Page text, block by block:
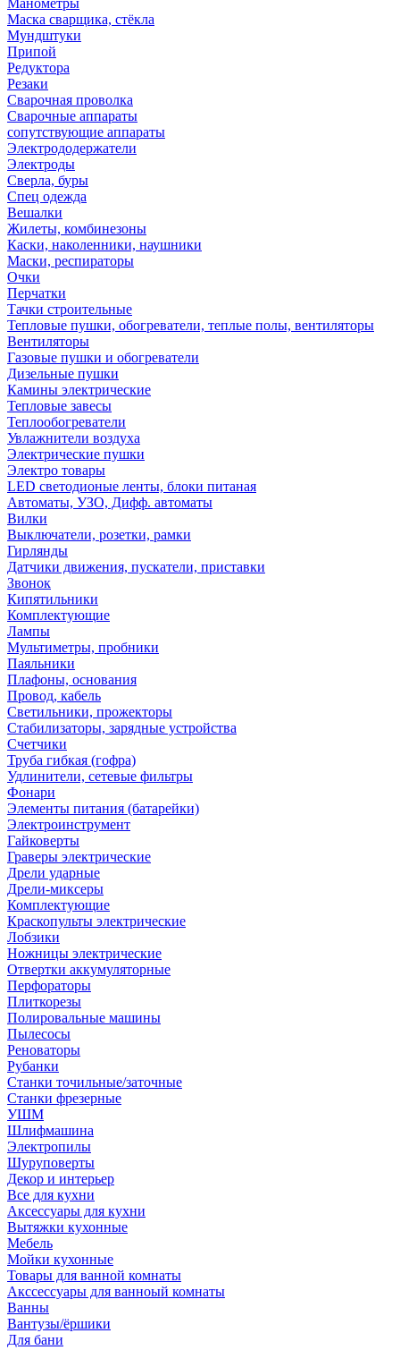
Манометры
Маска сварщика, стёкла
Мундштуки
Припой
Редуктора
Резаки
Сварочная проволка
Сварочные аппараты
сопутствующие аппараты
Электрододержатели
Электроды
Сверла, буры
Спец одежда
Вешалки
Жилеты, комбинезоны
Каски, наколенники, наушники
Маски, респираторы
Очки
Перчатки
Тачки строительные
Тепловые пушки, обогреватели, теплые полы, вентиляторы
Вентиляторы
Газовые пушки и обогреватели
Дизельные пушки
Камины электрические
Тепловые завесы
Теплообогреватели
Увлажнители воздуха
Электрические пушки
Электро товары
LED светодионые ленты, блоки питаная
Автоматы, УЗО, Дифф. автоматы
Вилки
Выключатели, розетки, рамки
Гирлянды
Датчики движения, пускатели, приставки
Звонок
Кипятильники
Комплектующие
Лампы
Мультиметры, пробники
Паяльники
Плафоны, основания
Провод, кабель
Светильники, прожекторы
Стабилизаторы, зарядные устройства
Счетчики
Труба гибкая (гофра)
Удлинители, сетевые фильтры
Фонари
Элементы питания (батарейки)
Электроинструмент
Гайковерты
Граверы электрические
Дрели ударные
Дрели-миксеры
Комплектующие
Краскопульты электрические
Лобзики
Ножницы электрические
Отвертки аккумуляторные
Перфораторы
Плиткорезы
Полировальные машины
Пылесосы
Реноваторы
Рубанки
Станки точильные/заточные
Станки фрезерные
УШМ
Шлифмашина
Электропилы
Шуруповерты
Декор и интерьер
Все для кухни
Аксессуары для кухни
Вытяжки кухонные
Мебель
Мойки кухонные
Товары для ванной комнаты
Акссессуары для ванноый комнаты
Ванны
Вантузы/ёршики
Для бани